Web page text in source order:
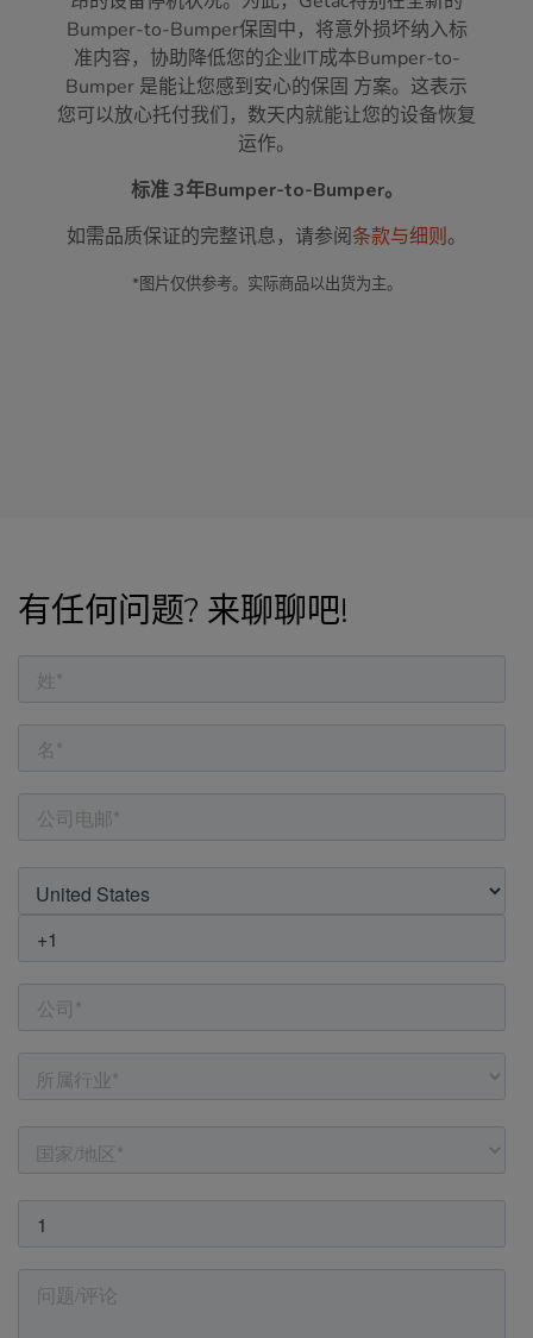
Bumper-to-Bumper保固中，将意外损坏纳入标
准内容，协助降低您的企业IT成本Bumper-to-
Bumper 是能让您感到安心的保固 方案。这表示
您可以放心托付我们，数天内就能让您的设备恢复
运作。
标准 3年Bumper-to-Bumper。
如需品质保证的完整讯息，请参阅条款与细则 。
*图片仅供参考。实际商品以出货为主。
有任何问题? 来聊聊吧!